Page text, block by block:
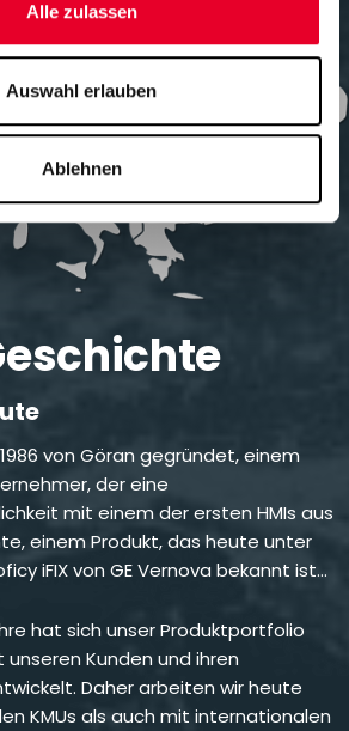
Alle zulassen
Auswahl erlauben
Ablehnen
von Göran gegründet, einem
der eine
mit einem der ersten HMIs aus
einem Produkt, das heute unter
iFIX von GE Vernova bekannt ist…
hat sich unser Produktportfolio
Kunden und ihren
Daher arbeiten wir heute
KMUs als auch mit internationalen